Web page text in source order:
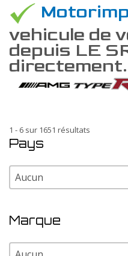
vehicule de
depuis LE
directement.
1 - 6 sur 1651 résultats
Pays
Pays
Pays
Marque
Marque
Marque